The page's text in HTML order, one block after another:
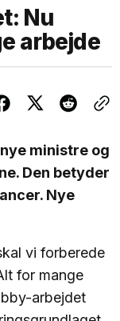
Nu
arbejde
ministre og
Den betyder
Nye
vi forberede
for mange
arbejdet